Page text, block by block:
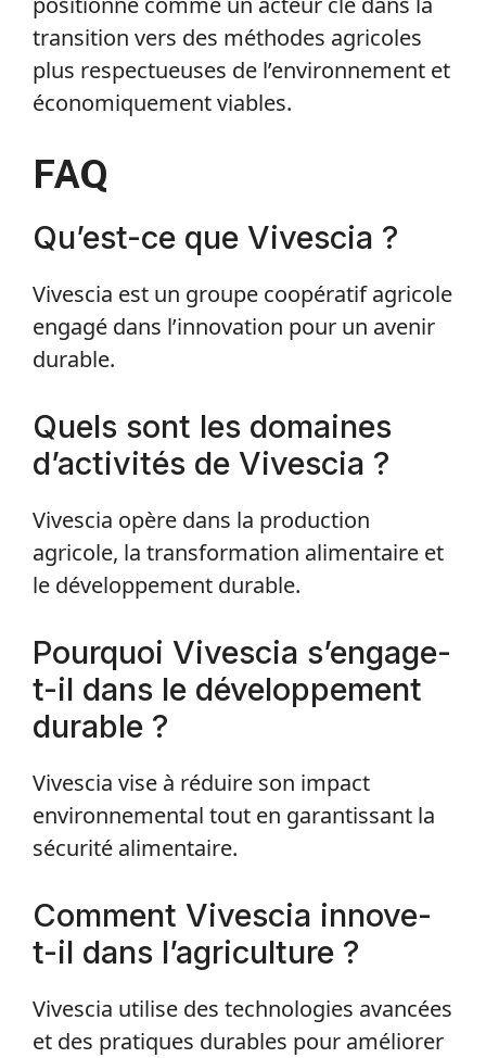
transition vers des méthodes agricoles
plus respectueuses de l’environnement et
économiquement viables.
FAQ
Qu’est-ce que Vivescia ?
Vivescia est un groupe coopératif agricole
engagé dans l’innovation pour un avenir
durable.
Quels sont les domaines
d’activités de Vivescia ?
Vivescia opère dans la production
agricole, la transformation alimentaire et
le développement durable.
Pourquoi Vivescia s’engage-
t-il dans le développement
durable ?
Vivescia vise à réduire son impact
environnemental tout en garantissant la
sécurité alimentaire.
Comment Vivescia innove-
t-il dans l’agriculture ?
Vivescia utilise des technologies avancées
et des pratiques durables pour améliorer